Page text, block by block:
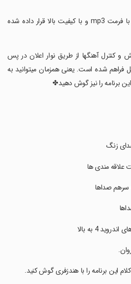
‏♬♪ تمامی صوت های برنامه با فرمت mp3 و با کیفیت بالا قرار داده شده
کنترل آهنگها از طریق نوار اعلان در پس
شده است. یعنی همزمان میتوانید به
برنامه را نیز گوش دهید✤
زنگ
علاقه مندی ها
صداها
4 به بالا
این برنامه را با هندزفری گوش کنید.